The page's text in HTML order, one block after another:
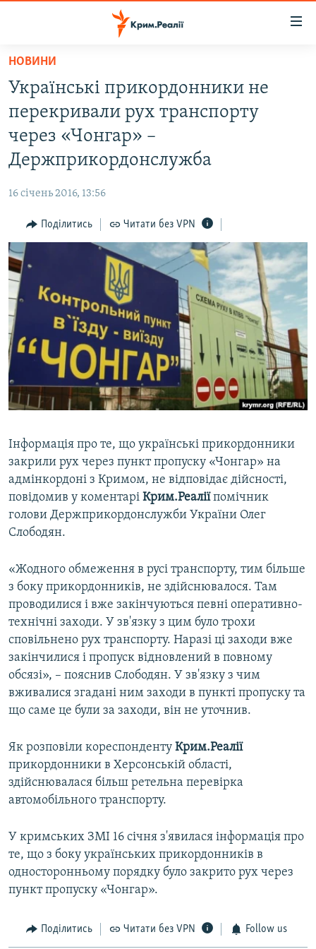
Перейти
основного
матеріалу
Перейти
основної
Перейти
пошуку
ВОДА.КРИМ
ВІДЕО ТА ФОТО
ПОЛІТИКА
ІНТЕРВ'Ю
ВСЕ ЗА ДЕНЬ
СПЕЦПРОЕКТИ
ДЕПОРТАЦІЯ
ВІДЕОУРОКИ «ELIFBE»
СВІДЧЕННЯ ОКУПАЦІЇ
УКРАЇНСЬКА ПРОБЛЕМА КРИМУ
ІНФОГРАФІКА
ЯК ОБІЙТИ БЛОКУВАННЯ
Русский
Qırımtatar
ДОЛУЧАЙСЯ!
Усі сайти RFE/RL
НОВИНИ
Українські прикордонники не
перекривали рух транспорту
через «Чонгар» –
Держприкордонслужба
16 січень 2016, 13:56
Поділитись Читати без VPN
Інформація про те, що українські прикордонники
закрили рух через пункт пропуску «Чонгар» на
адмінкордоні з Кримом, не відповідає дійсності,
повідомив у коментарі Крим.Реаліїпомічник
голови Держприкордонслужби України Олег
Слободян.
«Жодного обмеження в русі транспорту, тим більше
з боку прикордонників, не здійснювалося. Там
проводилися і вже закінчуються певні оперативно-
технічні заходи. У зв'язку з цим було трохи
сповільнено рух транспорту. Наразі ці заходи вже
закінчилися і пропуск відновлений в повному
обсязі», – пояснив Слободян. У зв'язку з чим
вживалися згадані ним заходи в пункті пропуску та
що саме це були за заходи, він не уточнив.
Як розповіли кореспонденту Крим.Реалії
прикордонники в Херсонській області,
здійснювалася більш ретельна перевірка
автомобільного транспорту.
У кримських ЗМІ 16 січня з'явилася інформація про
те, що з боку українських прикордонників в
односторонньому порядку було закрито рух через
пункт пропуску «Чонгар».
Поділитись Читати без VPN Follow us